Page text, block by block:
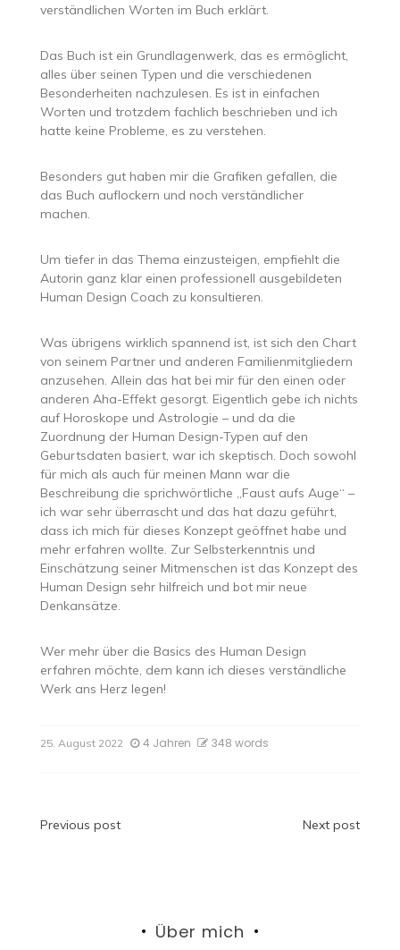
verständlichen Worten im Buch erklärt.
Das Buch ist ein Grundlagenwerk, das es ermöglicht,
alles über seinen Typen und die verschiedenen
Besonderheiten nachzulesen. Es ist in einfachen
Worten und trotzdem fachlich beschrieben und ich
hatte keine Probleme, es zu verstehen.
Besonders gut haben mir die Grafiken gefallen, die
das Buch auflockern und noch verständlicher
machen.
Um tiefer in das Thema einzusteigen, empfiehlt die
Autorin ganz klar einen professionell ausgebildeten
Human Design Coach zu konsultieren.
Was übrigens wirklich spannend ist, ist sich den Chart
von seinem Partner und anderen Familienmitgliedern
anzusehen. Allein das hat bei mir für den einen oder
anderen Aha-Effekt gesorgt. Eigentlich gebe ich nichts
auf Horoskope und Astrologie – und da die
Zuordnung der Human Design-Typen auf den
Geburtsdaten basiert, war ich skeptisch. Doch sowohl
für mich als auch für meinen Mann war die
Beschreibung die sprichwörtliche „Faust aufs Auge“ –
ich war sehr überrascht und das hat dazu geführt,
dass ich mich für dieses Konzept geöffnet habe und
mehr erfahren wollte. Zur Selbsterkenntnis und
Einschätzung seiner Mitmenschen ist das Konzept des
Human Design sehr hilfreich und bot mir neue
Denkansätze.
Wer mehr über die Basics des Human Design
erfahren möchte, dem kann ich dieses verständliche
Werk ans Herz legen!
25. August 2022 4 Jahren 348 words
Beitragsnavigation
Previous post Next post
Über mich